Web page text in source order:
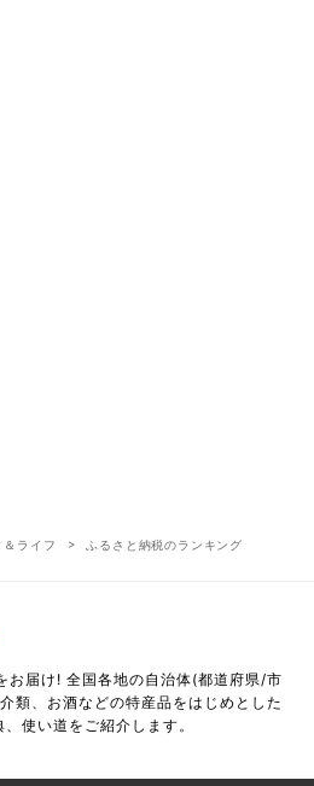
＆ライフ ふるさと納税のランキング
お届け! 全国各地の自治体(都道府県/市
類、お酒などの特産品をはじめとした
使い道をご紹介します。